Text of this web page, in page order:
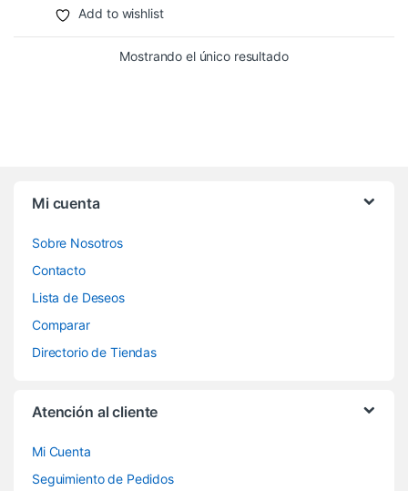
Add to wishlist
Mostrando el único resultado
Mi cuenta
Sobre Nosotros
Contacto
Lista de Deseos
Comparar
Directorio de Tiendas
Atención al cliente
Mi Cuenta
Seguimiento de Pedidos